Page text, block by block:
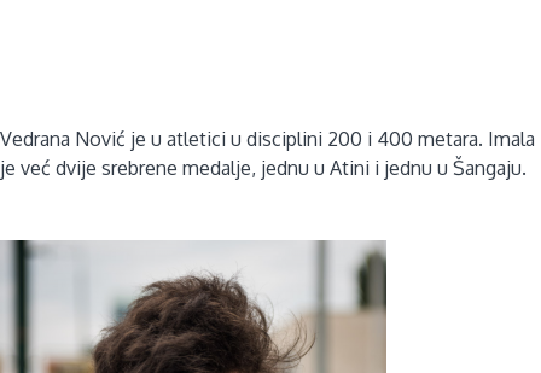
Vedrana Nović je u atletici u disciplini 200 i 400 metara. Imala
je već dvije srebrene medalje, jednu u Atini i jednu u Šangaju.